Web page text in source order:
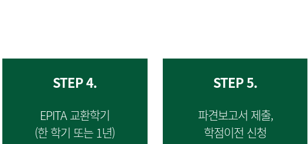
STEP 4.
EPITA 교환학기
(한 학기 또는 1년)
STEP 5.
파견보고서 제출,
학점이전 신청